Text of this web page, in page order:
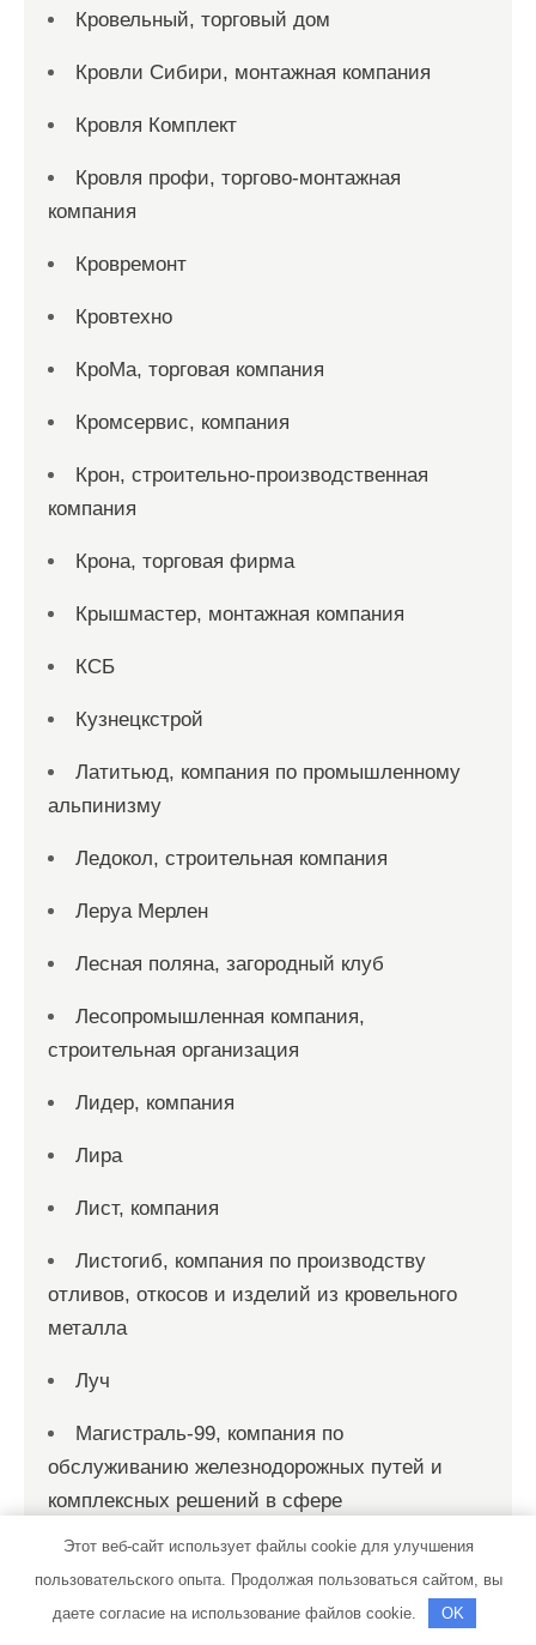
Кровельный, торговый дом
Кровли Сибири, монтажная компания
Кровля Комплект
Кровля профи, торгово-монтажная
компания
Кровремонт
Кровтехно
КроМа, торговая компания
Кромсервис, компания
Крон, строительно-производственная
компания
Крона, торговая фирма
Крышмастер, монтажная компания
КСБ
Кузнецкстрой
Латитьюд, компания по промышленному
альпинизму
Ледокол, строительная компания
Леруа Мерлен
Лесная поляна, загородный клуб
Лесопромышленная компания,
строительная организация
Лидер, компания
Лира
Лист, компания
Листогиб, компания по производству
отливов, откосов и изделий из кровельного
металла
Луч
Магистраль-99, компания по
обслуживанию железнодорожных путей и
комплексных решений в сфере
промышленного строительства
Маринель, холдинговая компания
Этот веб-сайт использует файлы cookie для улучшения
пользовательского опыта. Продолжая пользоваться сайтом, вы
даете согласие на использование файлов cookie.
OK